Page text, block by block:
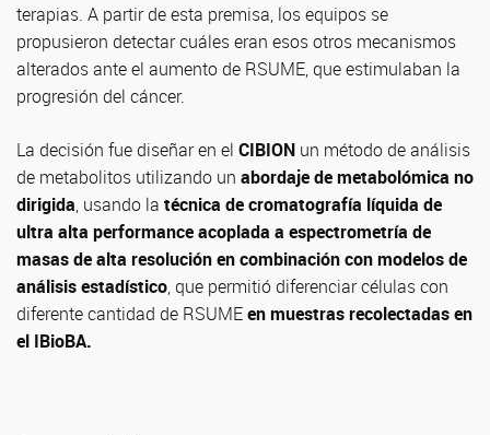
terapias. A partir de esta premisa, los equipos se
propusieron detectar cuáles eran esos otros mecanismos
alterados ante el aumento de RSUME, que estimulaban la
progresión del cáncer.
La decisión fue diseñar en el CIBION un método de análisis
de metabolitos utilizando un abordaje de metabolómica no
dirigida, usando la técnica de cromatografía líquida de
ultra alta performance acoplada a espectrometría de
masas de alta resolución en combinación con modelos de
análisis estadístico, que permitió diferenciar células con
diferente cantidad de RSUMEenmuestras recolectadas en
el IBioBA.